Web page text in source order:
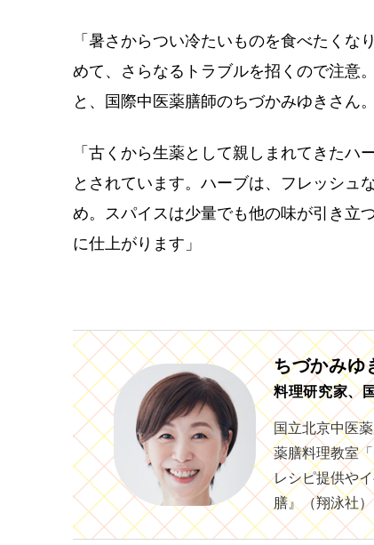
「暑さからつい冷たいものを食べたく
めて、さらなるトラブルを招くので注意
と、国際中医薬膳師のちづかみゆきさん。
「古くから生薬として親しまれてきた
とされています。ハーブは、フレッシュ
め。スパイスは少量でも他の味が引き立
に仕上がります」
ちづかみゆ
料理研究家、
国立北京中医
薬膳料理教室
レシピ提供や
膳』（翔泳社